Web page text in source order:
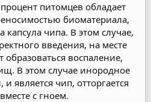
питомцев обладает
биоматериала,
капсула чипа. В этом случае,
введения, на месте
воспаление,
В этом случае инородное
является чип, отторгается
с гноем.